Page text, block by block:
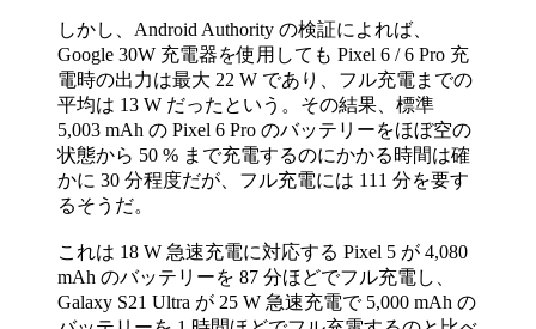
しかし、Android Authority の検証によれば、
Google 30W 充電器を使用しても Pixel 6 / 6 Pro 充
電時の出力は最大 22 W であり、フル充電までの
平均は 13 W だったという。その結果、標準
5,003 mAh の Pixel 6 Pro のバッテリーをほぼ空の
状態から 50 % まで充電するのにかかる時間は確
かに 30 分程度だが、フル充電には 111 分を要す
るそうだ。
これは 18 W 急速充電に対応する Pixel 5 が 4,080
mAh のバッテリーを 87 分ほどでフル充電し、
Galaxy S21 Ultra が 25 W 急速充電で 5,000 mAh の